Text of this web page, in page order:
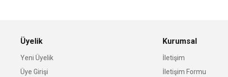
Üyelik
Yeni Üyelik
Üye Girişi
Kurumsal
İletişim
İletişim Formu